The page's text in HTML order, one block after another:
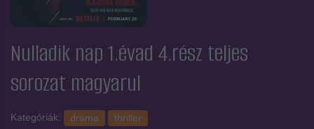
Nulladik nap 1.évad 4.rész teljes
sorozat magyarul
Kategóriák: dráma
thriller